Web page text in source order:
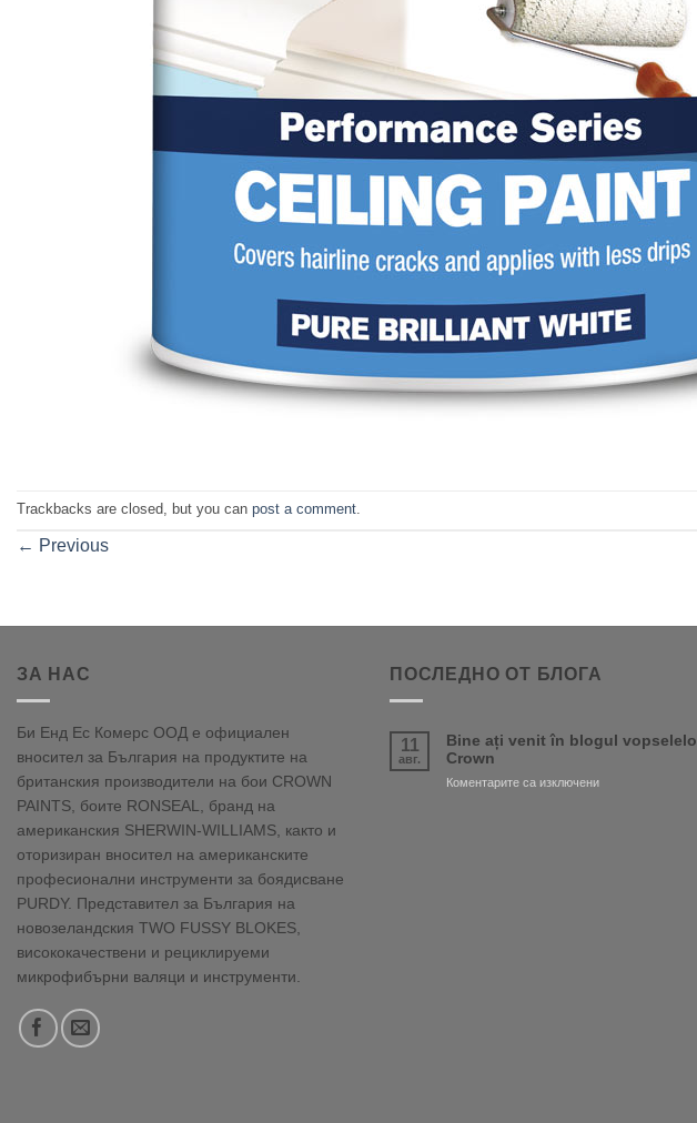
Trackbacks are closed, but you can post a comment
← Previous
ЗА НАС
Би Енд Ес Комерс ООД е официален
вносител за България на продуктите на
британския производители на бои CROWN
PAINTS, боите RONSEAL, бранд на
американския SHERWIN-WILLIAMS, както и
оторизиран вносител на американските
професионални инструменти за боядисване
PURDY. Представител за България на
новозеландския TWO FUSSY BLOKES,
висококачествени и рециклируеми
микрофибърни валяци и инструменти.
ПОСЛЕДНО ОТ БЛОГА
11
авг.
Bine ați venit în blogul
Crown
Коментарите са изключениза